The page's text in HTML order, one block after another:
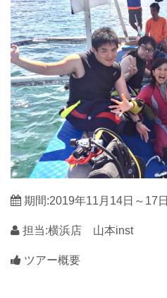
期間:2019年11月14日～17日
担当:横浜店 山本inst
ツアー概要